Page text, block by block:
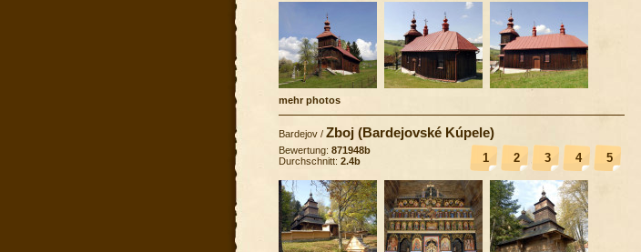
mehr photos
Bardejov / Zboj (Bardejovské Kúpele)
1 2 3 4 5
Bewertung: 871948b
Durchschnitt: 2.4b